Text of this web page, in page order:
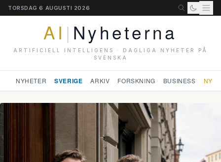
TORSDAG 6 AUGUSTI 2026
AI | Nyheterna
ARTIFICIELL INTELLIGENS · DAGLIGA NYHETER PÅ
SVENSKA
NYHETER SVERIGE ARKIV FORSKNING BUSINESS